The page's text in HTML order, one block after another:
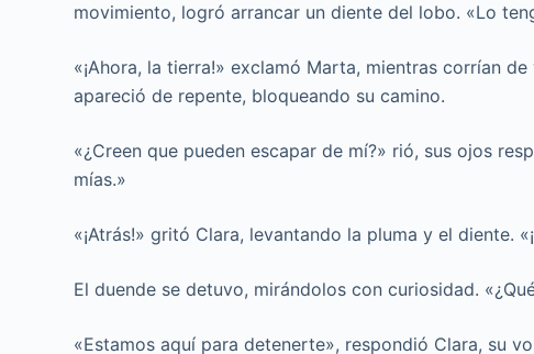
movimiento, logró arrancar un diente del lobo. «Lo
«¡Ahora, la tierra!» exclamó Marta, mientras corrían
apareció de repente, bloqueando su camino.
«¿Creen que pueden escapar de mí?» rió, sus ojos
mías.»
«¡Atrás!» gritó Clara, levantando la pluma y el diente.
El duende se detuvo, mirándolos con curiosidad.
«Estamos aquí para detenerte», respondió Clara, su